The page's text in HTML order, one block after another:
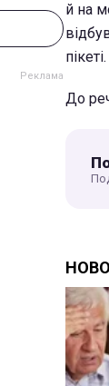
й на
пікеті.
До